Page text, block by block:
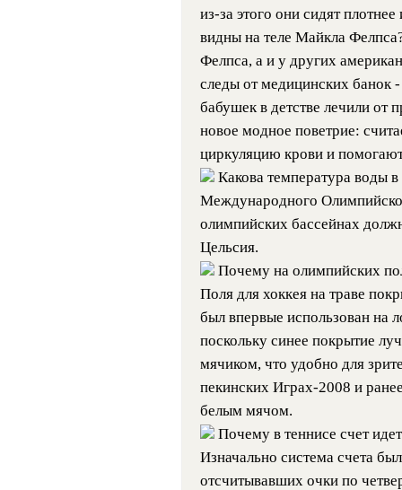
из-за этого они сидят
видны на теле Майкла
Фелпса, а и у других
следы от медицинских
бабушек в детстве лечили от
новое модное поветрие:
циркуляцию крови и
Какова температура воды
Международного
олимпийских бассейнах
Цельсия.
Почему на олимпийских
Поля для хоккея на траве
был впервые использован на
поскольку синее покрытие
мячиком, что удобно для
пекинских Играх-2008 и
белым мячом.
Почему в теннисе счет
Изначально система счета
отсчитывавших очки по